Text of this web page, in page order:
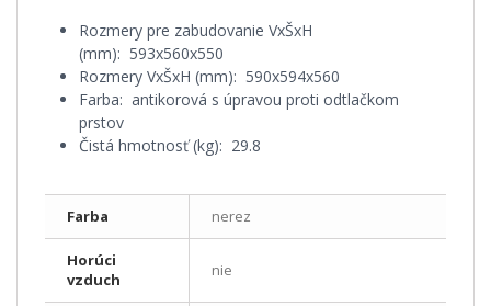
Rozmery pre zabudovanie VxŠxH
(mm): 593x560x550
Rozmery VxŠxH (mm): 590x594x560
Farba: antikorová s úpravou proti odtlačkom
prstov
Čistá hmotnosť (kg): 29.8
Farba nerez
Horúci
vzduch
nie